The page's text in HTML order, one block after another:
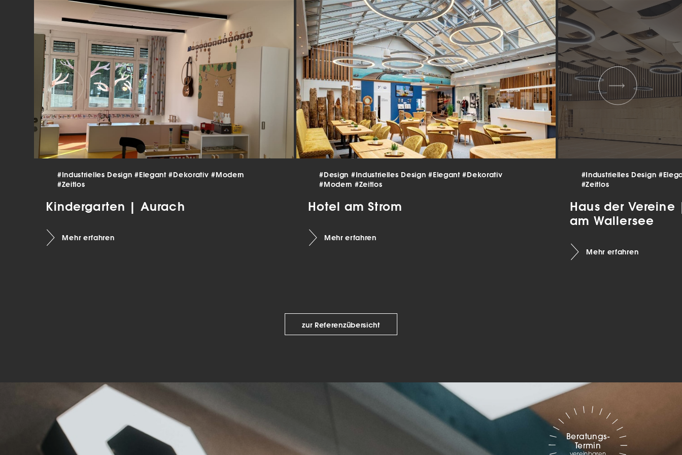
#Industrielles Design#Elegant#Dekorativ#Modern
#Zeitlos
Kindergarten | Aurach
Mehr erfahren
#Design #Industrielles Design#Elegant#Dekorativ
#Modern #Zeitlos
Hotel am Strom
Mehr erfahren
#Industrielles Design
#Zeitlos
Haus der
am Wallersee
Mehr erfahren
zur Referenzübersicht
Beratungs-
Termin
verarbeitet werden (z. B. IP-Adressen), z. B. für personalisierte Anzeigen und
Inhalte oder Anzeigen- und Inhaltsmessung. Weitere Informationen über
die Verwendung Ihrer Daten finden Sie in unsererDatenschutzerklärung.
Hier finden Sie eine Übersicht über alle verwendeten Cookies. Sie können
Ihre Einwilligung zu ganzen Kategorien geben oder sich weitere
Informationen anzeigen lassen und so nur bestimmte Cookies auswählen.
Alle akzeptieren
Einstellungen speichern
Zurück
Datenschutzeinstellungen
Essenziell (2)
Essenzielle Cookies ermöglichen grundlegende Funktionen und sind für die
einwandfreie Funktion der Website erforderlich.
Statistiken
verstehen, wie unsere Besucher unsere Website nutzen.